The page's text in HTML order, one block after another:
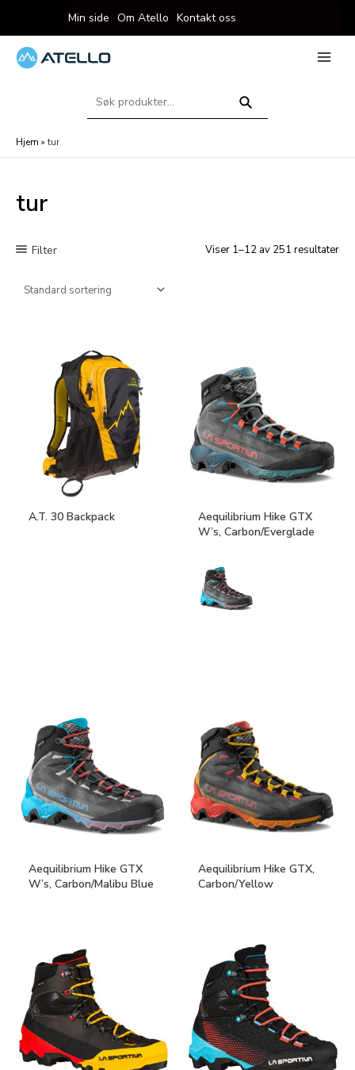
til
innholdet
Min side Om Atello Kontakt oss
Søk
Hjem » tur
tur
Filter Viser 1–12 av 251 resultater
A.T. 30 Backpack
Aequilibrium Hike GTX
W’s, Carbon/Everglade
Aequilibrium Hike GTX
W’s, Carbon/Malibu Blue
Aequilibrium Hike GTX,
Carbon/Yellow